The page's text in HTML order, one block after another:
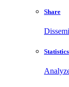
Share
Statistics